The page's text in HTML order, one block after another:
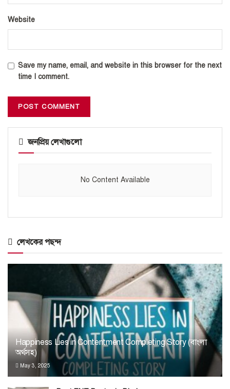
Website
Save my name, email, and website in this browser for the next
time I comment.
জনপ্রিয় লেখাগুলো
No Content Available
লেখকের পছন্দ
Happiness Lies in Contentment Completing Story (বাংলা
অর্থসহ)
May 3, 2025